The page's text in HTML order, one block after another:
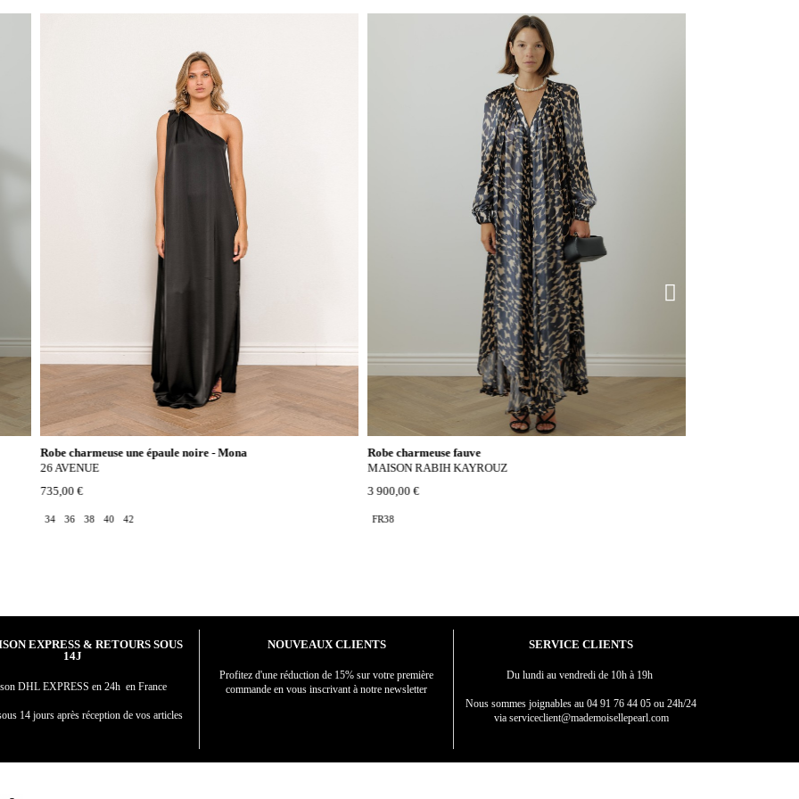
Robe charmeuse une épaule noire - Mona
26 AVENUE
735,00 €
34 36 38 40 42
Robe charmeuse fauve
MAISON RABIH KAYROUZ
3 900,00 €
FR38
EXPRESS & RETOURS SOUS
14J
DHL EXPRESS en 24h en France
14 jours après réception de vos articles
NOUVEAUX CLIENTS
Profitez d'une réduction de 15% sur votre première
commande en vous inscrivant à notre newsletter
SERVICE CLIENTS
Du lundi au vendredi de 10h à 19h
Nous sommes joignables au 04 91 76 44 05 ou 24h/24
via serviceclient@mademoisellepearl.com